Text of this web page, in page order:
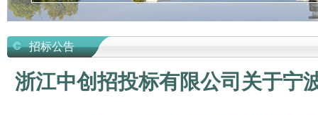
招标公告
浙江中创招投标有限公司关于宁